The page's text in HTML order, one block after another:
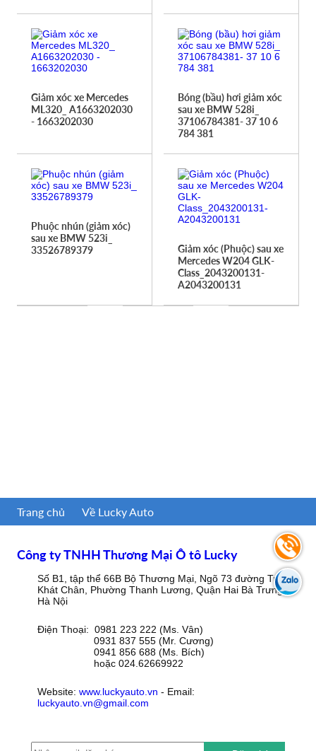
Giảm xóc xe Mercedes
ML320_ A1663202030
- 1663202030
Bóng (bầu) hơi giảm xóc
sau xe BMW 528i_
37106784381- 37 10 6
784 381
Phuộc nhún (giảm xóc)
sau xe BMW 523i_
33526789379
Giảm xóc (Phuộc) sau xe
Mercedes W204 GLK-
Class_2043200131-
A2043200131
Trang chủ Về Lucky Auto
Công ty TNHH Thương Mại Ô tô Lucky
Số B1, tập thể 66B Bộ Thương Mại, Ngõ 73 đường Trần
Khát Chân, Phường Thanh Lương, Quận Hai Bà Trưng,
Hà Nội
Điện Thoại: 0981 223 222 (Ms. Vân)
0931 837 555 (Mr. Cương)
0941 856 688 (Ms. Bích)
hoặc 024.62669922
Website: www.luckyauto.vn - Email:
luckyauto.vn@gmail.com